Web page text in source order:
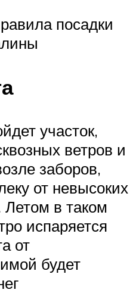
посадки
участок,
ветров и
заборов,
от невысоких
Летом в таком
испаряется
от
будет